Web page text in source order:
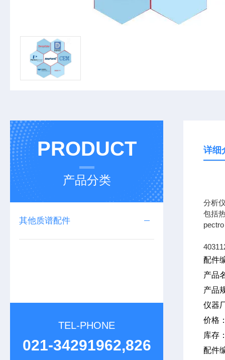
PRODUCT
产品分类
其他质谱配件
TEL-PHONE
021-34291962,826
详细
分析
包括
配件
产品
产品
仪器
价格
库存
配件